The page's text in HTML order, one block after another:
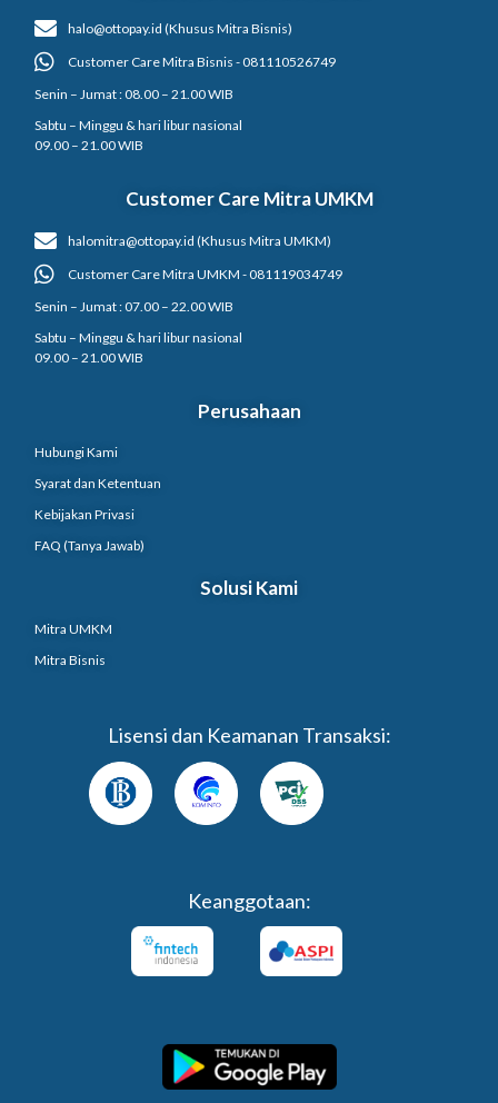
halo@ottopay.id (Khusus Mitra Bisnis)
Customer Care Mitra Bisnis - 081110526749
Senin – Jumat : 08.00 – 21.00 WIB
Sabtu – Minggu & hari libur nasional
09.00 – 21.00 WIB
Customer Care Mitra UMKM
halomitra@ottopay.id (Khusus Mitra UMKM)
Customer Care Mitra UMKM - 081119034749
Senin – Jumat : 07.00 – 22.00 WIB
Sabtu – Minggu & hari libur nasional
09.00 – 21.00 WIB
Perusahaan
Hubungi Kami
Syarat dan Ketentuan
Kebijakan Privasi
FAQ (Tanya Jawab)
Solusi Kami
Mitra UMKM
Mitra Bisnis
Lisensi dan Keamanan Transaksi:
Keanggotaan: